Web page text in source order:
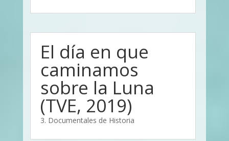
El día en que
caminamos
sobre la Luna
(TVE, 2019)
3. Documentales de Historia